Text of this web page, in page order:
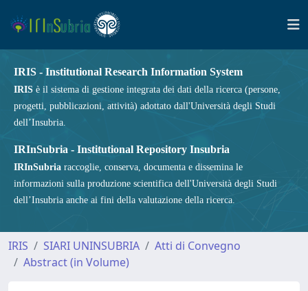
IRIS - Institutional Research Information System
IRIS è il sistema di gestione integrata dei dati della ricerca (persone,
progetti, pubblicazioni, attività) adottato dall'Università degli Studi
dell’Insubria.
IRInSubria - Institutional Repository Insubria
IRInSubria raccoglie, conserva, documenta e dissemina le
informazioni sulla produzione scientifica dell'Università degli Studi
dell’Insubria anche ai fini della valutazione della ricerca.
IRIS SIARI UNINSUBRIA
Atti di Convegno
Abstract (in Volume)